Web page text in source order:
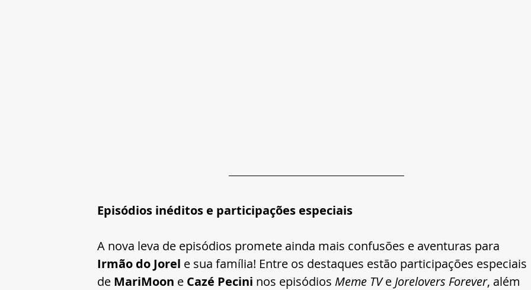
Episódios inéditos e participações especiais
A nova leva de episódios promete ainda mais confusões e aventuras para
Irmão do Jorel e sua família! Entre os destaques estão participações especiais
de MariMoon e Cazé Pecini nos episódios Meme TV e Jorelovers Forever, além